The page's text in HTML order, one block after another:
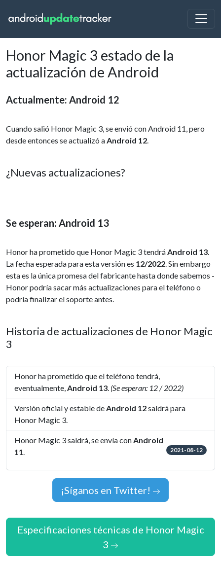
Honor Magic 3 estado de la
actualización de Android
Actualmente: Android 12
Cuando salió Honor Magic 3, se envió con Android 11, pero
desde entonces se actualizó aAndroid 12.
¿Nuevas actualizaciones?
Se esperan: Android 13
Honor ha prometido que Honor Magic 3 tendráAndroid 13.
La fecha esperada para esta versión es 12/2022. Sin embargo
esta es la única promesa del fabricante hasta donde sabemos -
Honor podría sacar más actualizaciones para el teléfono o
podría finalizar el soporte antes.
Historia de actualizaciones de Honor Magic
3
Honor ha prometido que el teléfono tendrá,
eventualmente,Android 13. (Se esperan: 12 / 2022)
Versión oficial y estable deAndroid 12saldrá para
Honor Magic 3.
Honor Magic 3 saldrá, se envía conAndroid
11. 2021-08-12
¡Síganos en Twitter!
Especificaciones técnicas de Honor Magic
3